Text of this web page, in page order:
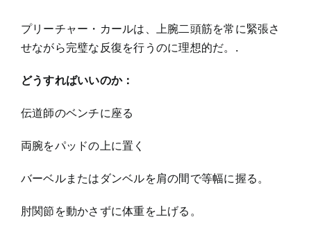
プリーチャー・カールは、上腕二頭筋を常に緊張さ
せながら完璧な反復を行うのに理想的だ。.
どうすればいいのか：
伝道師のベンチに座る
両腕をパッドの上に置く
バーベルまたはダンベルを肩の間で等幅に握る。
肘関節を動かさずに体重を上げる。